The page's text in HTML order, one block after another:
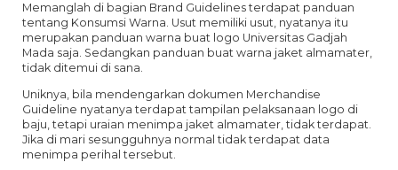
Memanglah di bagian Brand Guidelines terdapat panduan
tentang Konsumsi Warna. Usut memiliki usut, nyatanya itu
merupakan panduan warna buat logo Universitas Gadjah
Mada saja. Sedangkan panduan buat warna jaket almamater,
tidak ditemui di sana.
Uniknya, bila mendengarkan dokumen Merchandise
Guideline nyatanya terdapat tampilan pelaksanaan logo di
baju, tetapi uraian menimpa jaket almamater, tidak terdapat.
Jika di mari sesungguhnya normal tidak terdapat data
menimpa perihal tersebut.